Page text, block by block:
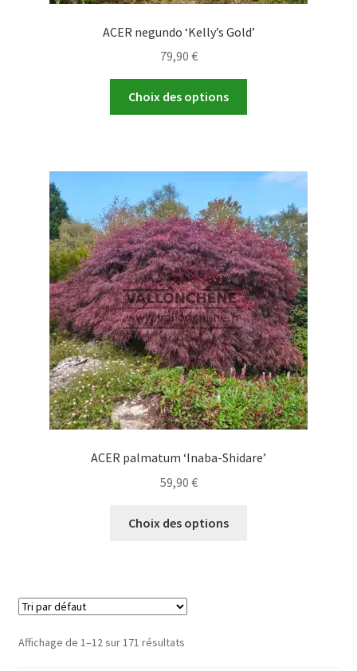
ACER negundo ‘Kelly’s Gold’
79,90 €
Choix des options
variations.
options
peuvent
être
choisies
sur
la
page
du
produit
ACER palmatum ‘Inaba-Shidare’
59,90 €
Choix des options
Affichage de 1–12 sur 171 résultats